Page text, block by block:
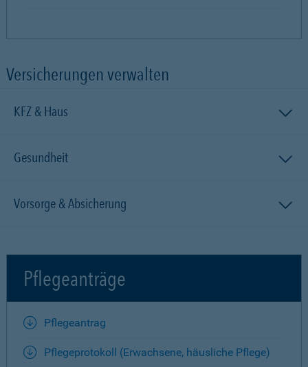
Versicherungen verwalten
KFZ & Haus
Gesundheit
Vorsorge & Absicherung
Pflegeanträge
Pflegeantrag
Pflegeprotokoll (Erwachsene, häusliche Pflege)